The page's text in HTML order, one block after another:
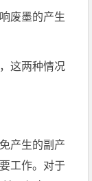
废墨的产生
这两种情况
产生的副产
工作。对于